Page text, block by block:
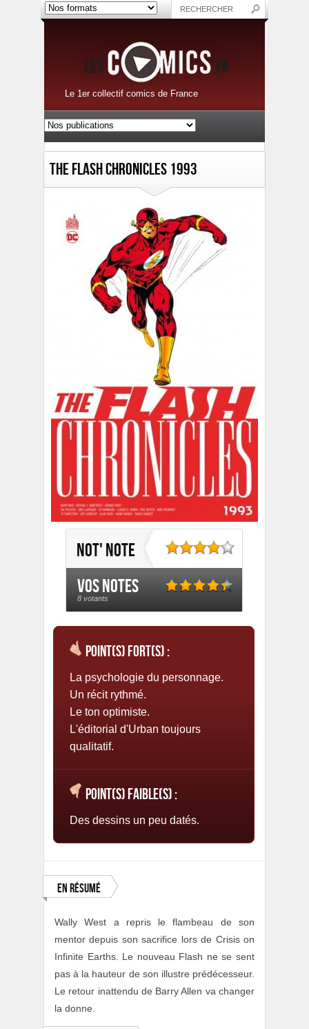
Le 1er collectif comics de France
The Flash Chronicles 1993
Not' note
Vos notes
8 votants
Point(s) fort(s) :
La psychologie du personnage.
Un récit rythmé.
Le ton optimiste.
L'éditorial d'Urban toujours
qualitatif.
Point(s) faible(s) :
Des dessins un peu datés.
En résumé
Wally West a repris le flambeau de son
mentor depuis son sacrifice lors de Crisis on
Infinite Earths. Le nouveau Flash ne se sent
pas à la hauteur de son illustre prédécesseur.
Le retour inattendu de Barry Allen va changer
la donne.